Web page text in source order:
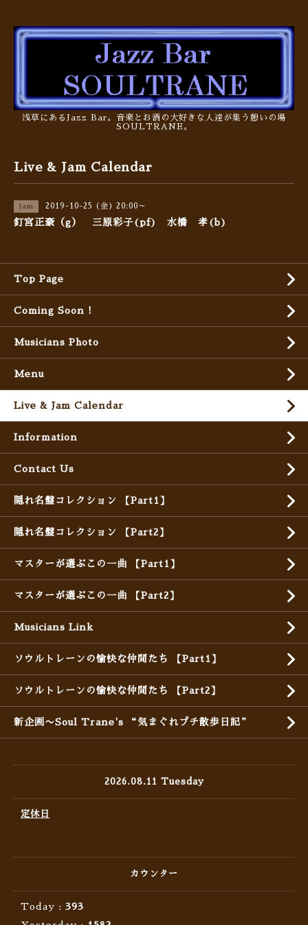
浅草にあるJazz Bar。音楽とお酒の大好きな人達が集う憩いの場
SOULTRANE。
Live & Jam Calendar
Jam 2019-10-25 (金) 20:00～
釘宮正豪（g） 三原彩子(pf) 水橋 孝(b)
Top Page
Coming Soon !
Musicians Photo
Menu
Live & Jam Calendar
Information
Contact Us
隠れ名盤コレクション 【Part1】
隠れ名盤コレクション 【Part2】
マスターが選ぶこの一曲 【Part1】
マスターが選ぶこの一曲 【Part2】
Musicians Link
ソウルトレーンの愉快な仲間たち 【Part1】
ソウルトレーンの愉快な仲間たち 【Part2】
新企画〜Soul Trane's “気まぐれプチ散歩日記”
2026.08.11 Tuesday
定休日
カウンター
Today : 393